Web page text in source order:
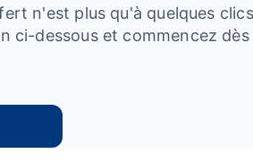
n'est plus qu'à quelques
ci-dessous et commencez dès